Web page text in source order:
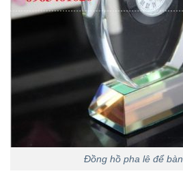
Đồng hồ pha lê để bàn